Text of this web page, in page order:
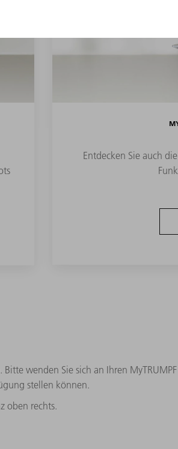
Entdecken Sie auch
wenden Sie sich an Ihren
stellen können.
oben rechts.